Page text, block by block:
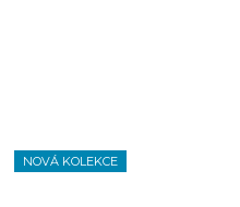
NOVÁ KOLEKCE